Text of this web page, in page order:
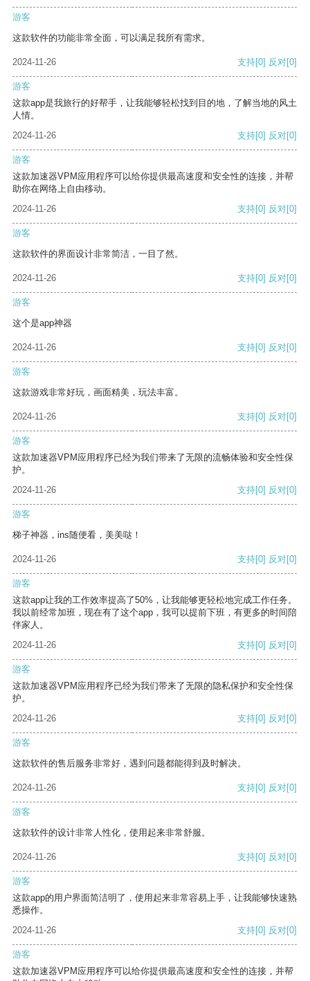
游客
这款软件的功能非常全面，可以满足我所有需求。
2024-11-26 支持[0] 反对[0]
游客
这款app是我旅行的好帮手，让我能够轻松找到目的地，了解当地的风土
人情。
2024-11-26
支持[0] 反对[0]
游客
这款加速器VPM应用程序可以给你提供最高速度和安全性的连接，并帮
助你在网络上自由移动。
2024-11-26
支持[0] 反对[0]
游客
这款软件的界面设计非常简洁，一目了然。
2024-11-26 支持[0] 反对[0]
游客
这个是app神器
2024-11-26 支持[0] 反对[0]
游客
这款游戏非常好玩，画面精美，玩法丰富。
2024-11-26 支持[0] 反对[0]
游客
这款加速器VPM应用程序已经为我们带来了无限的流畅体验和安全性保
护。
2024-11-26
支持[0] 反对[0]
游客
梯子神器，ins随便看，美美哒！
2024-11-26 支持[0] 反对[0]
游客
这款app让我的工作效率提高了50%，让我能够更轻松地完成工作任务。
我以前经常加班，现在有了这个app，我可以提前下班，有更多的时间陪
伴家人。
2024-11-26
支持[0] 反对[0]
游客
这款加速器VPM应用程序已经为我们带来了无限的隐私保护和安全性保
护。
2024-11-26
支持[0] 反对[0]
游客
这款软件的售后服务非常好，遇到问题都能得到及时解决。
2024-11-26 支持[0] 反对[0]
游客
这款软件的设计非常人性化，使用起来非常舒服。
2024-11-26 支持[0] 反对[0]
游客
这款app的用户界面简洁明了，使用起来非常容易上手，让我能够快速熟
悉操作。
2024-11-26
支持[0] 反对[0]
游客
这款加速器VPM应用程序可以给你提供最高速度和安全性的连接，并帮